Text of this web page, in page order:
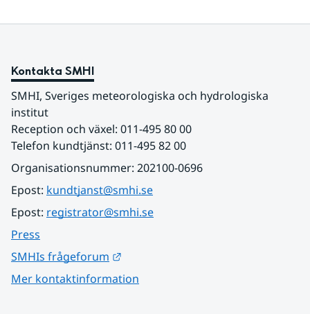
Kontakta SMHI
SMHI, Sveriges meteorologiska och hydrologiska
institut
Reception och växel: 011-495 80 00
Telefon kundtjänst: 011-495 82 00
Organisationsnummer: 202100-0696
Epost: kundtjanst@smhi.se
Epost: registrator@smhi.se
Press
SMHIs frågeforum
Mer kontaktinformation